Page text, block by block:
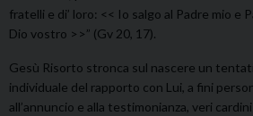
fratelli e di’ loro: << Io salgo al Padre mio e
Dio vostro >>” (Gv 20, 17).
Gesù Risorto stronca sul nascere un
individuale del rapporto con Lui, a fini
all’annuncio e alla testimonianza, veri